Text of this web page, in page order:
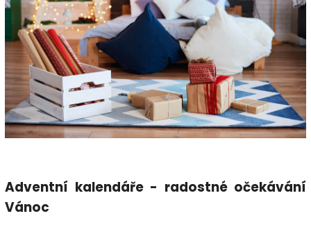
Adventní kalendáře - radostné očekávání
Vánoc